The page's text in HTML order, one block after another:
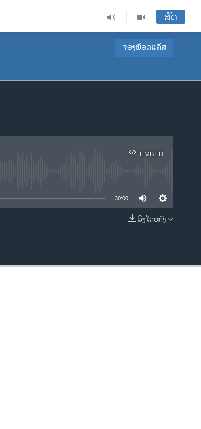
ສົດ
ຈອງພັອດແຄັສ
EMBED
EMBED
30:00
ລິງໂດຍກົງ